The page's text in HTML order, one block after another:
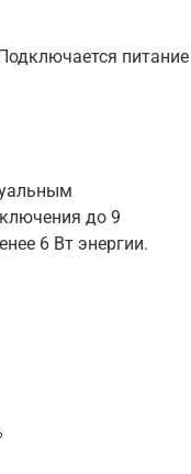
питание
до 9
6 Вт энергии.